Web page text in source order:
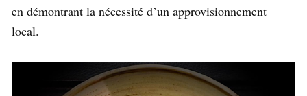
en démontrant la nécessité d’un approvisionnement
local.